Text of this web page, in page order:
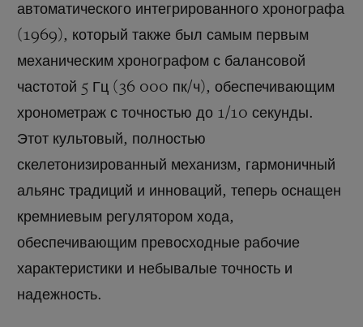
автоматического интегрированного хронографа
(1969), который также был самым первым
механическим хронографом с балансовой
частотой 5 Гц ( 36 000 пк/ч), обеспечивающим
хронометраж с точностью до 1/10 секунды.
Этот культовый, полностью
скелетонизированный механизм, гармоничный
альянс традиций и инноваций, теперь оснащен
кремниевым регулятором хода,
обеспечивающим превосходные рабочие
характеристики и небывалые точность и
надежность.